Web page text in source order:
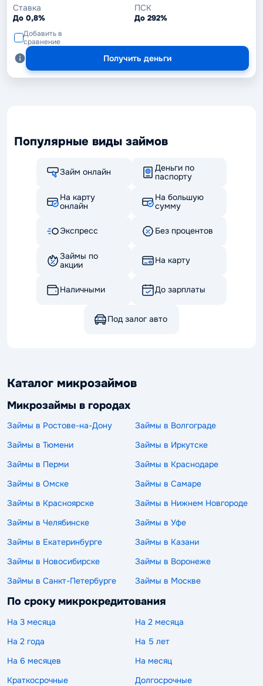
Ставка
До 0,8%
ПСК
До 292%
Добавить в
сравнение
Получить деньги
Популярные виды займов
Займ онлайн
Деньги по
паспорту
На карту
онлайн
На большую
сумму
Экспресс Без процентов
Займы по
акции
На карту
Наличными До зарплаты
Под залог авто
Каталог микрозаймов
Микрозаймы в городах
Займы в Ростове-на-Дону
Займы в Волгограде
Займы в Тюмени
Займы в Иркутске
Займы в Перми
Займы в Краснодаре
Займы в Омске
Займы в Самаре
Займы в Красноярске
Займы в Нижнем Новгороде
Займы в Челябинске
Займы в Уфе
Займы в Екатеринбурге
Займы в Казани
Займы в Новосибирске
Займы в Воронеже
Займы в Санкт-Петербурге
Займы в Москве
По сроку микрокредитования
На 3 месяца
На 2 месяца
На 2 года
На 5 лет
На 6 месяцев
На месяц
Краткосрочные
Долгосрочные